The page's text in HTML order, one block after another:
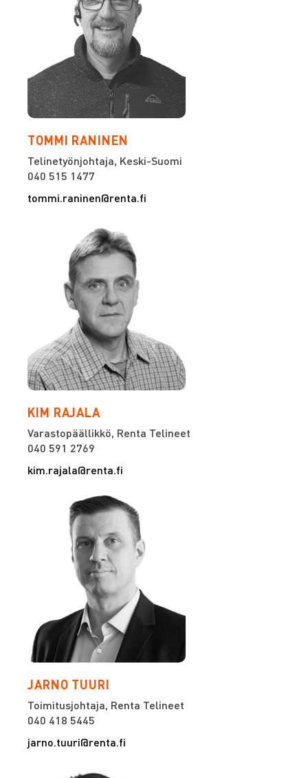
TOMMI RANINEN
Telinetyönjohtaja, Keski-Suomi
040 515 1477
tommi.raninen@renta.fi
KIM RAJALA
Varastopäällikkö, Renta Telineet
040 591 2769
kim.rajala@renta.fi
JARNO TUURI
Toimitusjohtaja, Renta Telineet
040 418 5445
jarno.tuuri@renta.fi